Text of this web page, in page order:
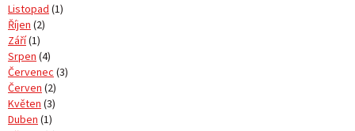
Listopad (1)
Říjen (2)
Září(1)
Srpen (4)
Červenec (3)
Červen (2)
Květen (3)
Duben (1)